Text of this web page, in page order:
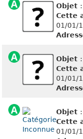
Objet
Cette
01/01/
Objet
Cette
01/01/
Objet
Cette
01/01/